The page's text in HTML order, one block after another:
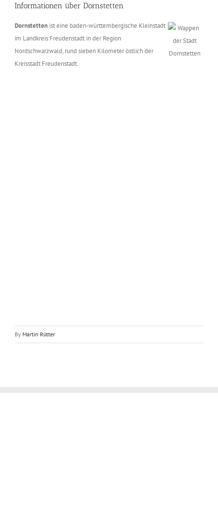
Informationen über Dornstetten
Dornstetten ist eine baden-württembergische Kleinstadt
im Landkreis Freudenstadt in der Region
Nordschwarzwald, rund sieben Kilometer östlich der
Kreisstadt Freudenstadt.
By Martin Rütter